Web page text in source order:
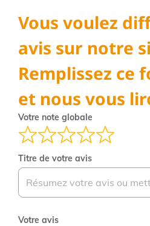
Vous voulez
avis sur notre
Remplissez ce
et nous vous
Votre note globale
Titre de votre avis
Votre avis